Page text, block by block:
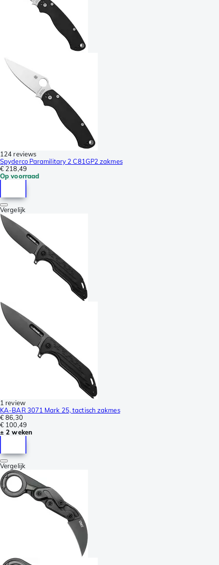
124 reviews
Spyderco Paramilitary 2 C81GP2 zakmes
€ 218,49
Op voorraad
Vergelijk
1 review
KA-BAR 3071 Mark 25, tactisch zakmes
€ 86,30
€ 100,49
± 2 weken
Vergelijk